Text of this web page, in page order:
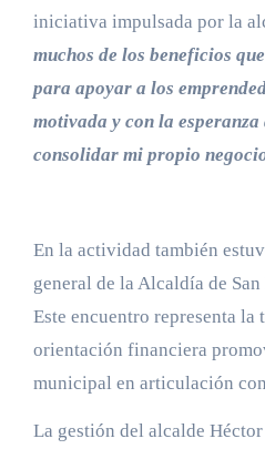
iniciativa impulsada por la
muchos de los beneficios
para apoyar a los
motivada y con la
consolidar mi propio
En la actividad también
general de la Alcaldía de
Este encuentro representa la
orientación financiera
municipal en articulación
La gestión del alcalde